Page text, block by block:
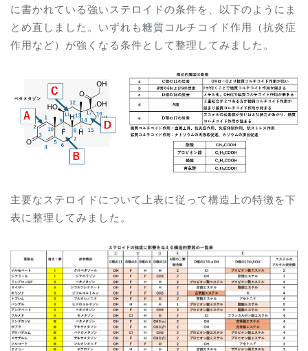
に書かれている強いステロイドの条件を、以下のようにま
とめ直しました。いずれも糖質コルチコイド作用（抗炎症
作用など）が強くなる条件として整理してみました。
主要なステロイドについて上表に従って構造上の特徴を下
表に整理してみました。